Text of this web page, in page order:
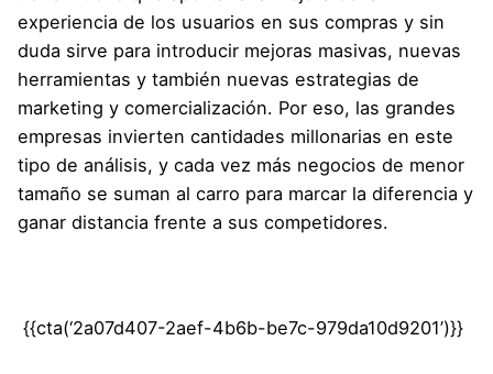
experiencia de los usuarios en sus compras y sin
duda sirve para introducir mejoras masivas, nuevas
herramientas y también nuevas estrategias de
marketing y comercialización. Por eso, las grandes
empresas invierten cantidades millonarias en este
tipo de análisis, y cada vez más negocios de menor
tamaño se suman al carro para marcar la diferencia y
ganar distancia frente a sus competidores.
{{cta(‘2a07d407-2aef-4b6b-be7c-979da10d9201’)}}